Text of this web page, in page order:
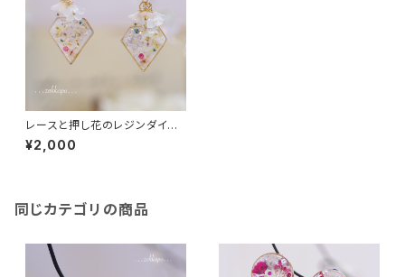
レースと押し花のレジンダイヤ
耳飾り
¥2,000
同じカテゴリの商品